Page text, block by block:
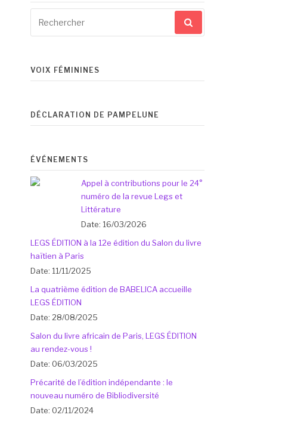
pour
:
VOIX FÉMININES
DÉCLARATION DE PAMPELUNE
ÉVÉNEMENTS
Appel à contributions pour le 24°
numéro de la revue Legs et
Littérature
Date: 16/03/2026
LEGS ÉDITION à la 12e édition du Salon du livre
haïtien à Paris
Date: 11/11/2025
La quatrième édition de BABELICA accueille
LEGS ÉDITION
Date: 28/08/2025
Salon du livre africain de Paris, LEGS ÉDITION
au rendez-vous !
Date: 06/03/2025
Précarité de l’édition indépendante : le
nouveau numéro de Bibliodiversité
Date: 02/11/2024